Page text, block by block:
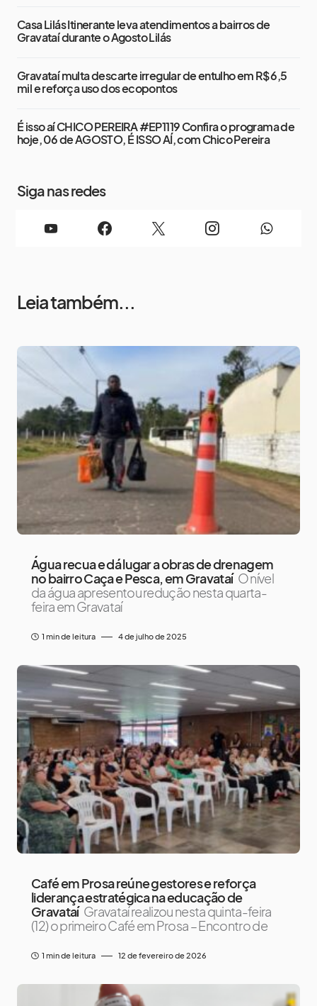
Casa Lilás Itinerante leva atendimentos a bairros de
Gravataí durante o Agosto Lilás
Gravataí multa descarte irregular de entulho em R$ 6,5
mil e reforça uso dos ecopontos
É isso aí CHICO PEREIRA #EP1119 Confira o programa de
hoje, 06 de AGOSTO, É ISSO AÍ, com Chico Pereira
Siga nas redes
Leia também...
Água recua e dá lugar a obras de drenagem
no bairro Caça e Pesca, em Gravataí O nível
da água apresentou redução nesta quarta-
feira em Gravataí
1 min de leitura 4 de julho de 2025
Café em Prosa reúne gestores e reforça
liderança estratégica na educação de
Gravataí Gravataí realizou nesta quinta-feira
(12) o primeiro Café em Prosa – Encontro de
1 min de leitura 12 de fevereiro de 2026